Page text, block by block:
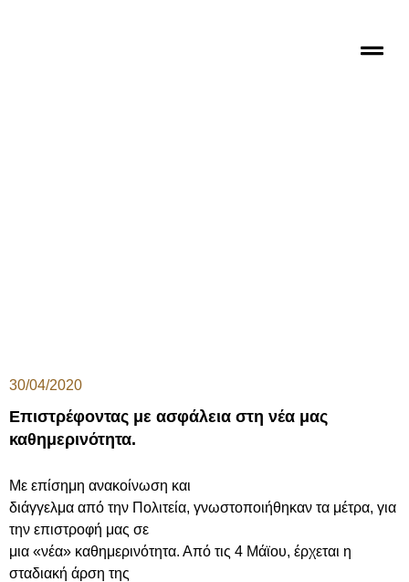
30/04/2020
Επιστρέφοντας με ασφάλεια στη νέα μας
καθημερινότητα.
Με επίσημη ανακοίνωση και
διάγγελμα από την Πολιτεία, γνωστοποιήθηκαν τα μέτρα, για
την επιστροφή μας σε
μια «νέα» καθημερινότητα. Από τις 4 Μάϊου, έρχεται η
σταδιακή άρση της